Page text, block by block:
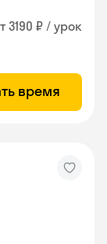
3190 ₽ / урок
время